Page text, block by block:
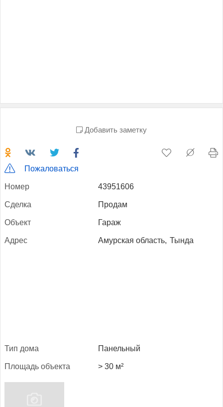
Добавить заметку
Пожаловаться
Но­мер 43951606
Сдел­ка Продам
Объ­ект Гараж
Ад­рес Амурская область, Тында
Тип до­ма Панельный
Пло­щадь объ­ек­та > 30 м²